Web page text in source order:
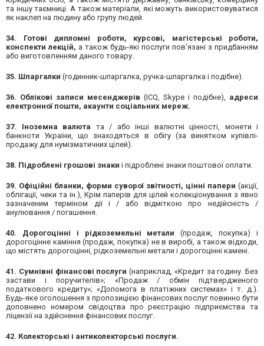
та іншу таємниці. А також матеріали, які можуть використовуватися
як наклеп на людину або групу людей.
34. Готові дипломні роботи, курсові, магістерські роботи,
конспекти лекцій, а також будь-які послуги пов'язані з придбанням
або виготовленням даного товару.
35. Шпаргалки (годинник-шпаргалка, ручка-шпаргалка і подібне).
36. Облікові записи месенджерів (ICQ, Skype і подібне), адреси
електронної пошти, акаунти соціальних мереж.
37. Іноземна валюта та / або інші валютні цінності, монети і
банкноти України, що знаходяться в обігу (за винятком купівлі-
продажу для нумізматичних цілей).
38. Підроблені грошові знаки і підроблені знаки поштової оплати.
39. Офіційні бланки, форми суворої звітності, цінні папери (акції,
облігації, чеки та ін.), Крім паперів для цілей колекціонування з явно
зазначеним терміном дії і / або відміткою про недійсність /
анулювання / погашення.
40. Дорогоцінні і рідкоземельні метали (продаж, покупка) і
дорогоцінне каміння (продаж, покупка) не в виробі, а також відходи,
що містять дорогоцінні, рідкоземельні метали і дорогоцінні камені.
41. Сумнівні фінансові послуги (наприклад, «Кредит за годину. Без
застави і поручителів»; «Продаж / обмін підтвердженого
податкового кредиту»; «Допомога в платіжних системах» і т. д.).
Будь-яке оголошення з пропозицією фінансових послуг повинно бути
доповнено номером свідоцтва про реєстрацію підприємства та
ліцензії на здійснення фінансових послуг.
42. Колекторські і антиколекторські послуги.